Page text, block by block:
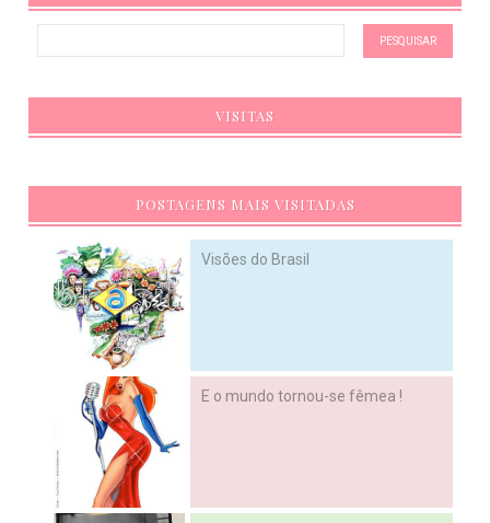
VISITAS
POSTAGENS MAIS VISITADAS
Visões do Brasil
E o mundo tornou-se fêmea !